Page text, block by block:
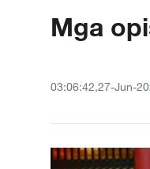
Mga
03:06:42,27-Jun-